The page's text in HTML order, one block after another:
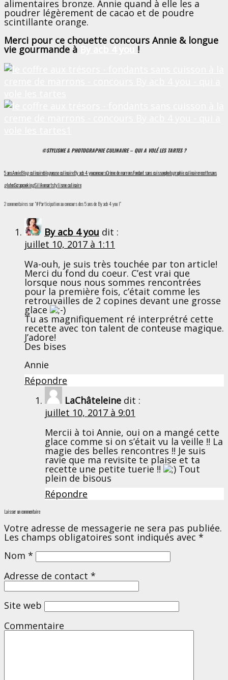
alimentaires bronze. Annie quand à elle les a
poudrer légèrement de cacao et de poudre
scintillante orange.
Merci pour ce chouette concours Annie & longue
vie gourmande à !
©STYLISME & PHOTOGRAPHIE CULINAIRE – QUI A VOLÉ LES TARTES ?
5 ansAnnieBlog culinaireblogueuse culinaireBy acb 4 youconcoursCrème de marronsFondant sans cuissonphotographie culinairerecettesans
glutenScrapcookingSilikomartstylisme culinaire
2 commentaires sur “#Participation au concours des 5 ans de By acb 4 you !”
By acb 4 you dit :
juillet 10, 2017 à 1:11
Wa-ouh, je suis très touchée par ton article!
Merci du fond du coeur. C’est vrai que
lorsque nous nous sommes rencontrées
pour la première fois, c’était comme les
retrouvailles de 2 copines devant une grosse
glace
Tu as magnifiquement ré interprétré cette
recette avec ton talent de conteuse magique.
J’adore!
Des bises
Annie
Répondre
LaChâteleine dit :
juillet 10, 2017 à 9:01
Mercii à toi Annie, oui on a mangé cette
glace comme si on s’était vu la veille !! La
magie des belles rencontres !! Je suis
ravie que ma revisite te plaise et ta
recette une petite tuerie !! Tout
plein de bisous
Répondre
Laisser un commentaire
Votre adresse de messagerie ne sera pas publiée.
Les champs obligatoires sont indiqués avec *
Nom *
Adresse de contact *
Site web
Commentaire